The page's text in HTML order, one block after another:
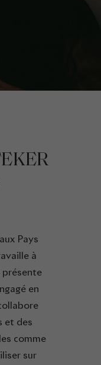
Pays
à
présente
en
et des
comme
sur